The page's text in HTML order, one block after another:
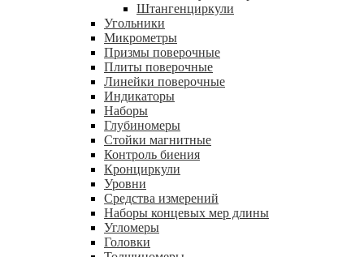
Штангенциркули
Угольники
Микрометры
Призмы поверочные
Плиты поверочные
Линейки поверочные
Индикаторы
Наборы
Глубиномеры
Стойки магнитные
Контроль биения
Кронциркули
Уровни
Средства измерений
Наборы концевых мер длины
Угломеры
Головки